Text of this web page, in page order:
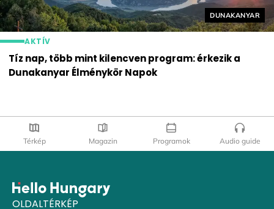
Helyszín
DUNAKANYAR
AKTÍV
Tíz nap, több mint kilencven program: érkezik a
Dunakanyar Élménykör Napok
Térkép Magazin Programok Audio guide
OLDALTÉRKÉP